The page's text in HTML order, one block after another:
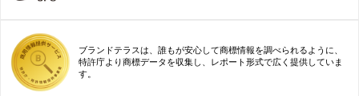
ブランドテラスは、誰もが安心して商標情報を調べられるように、
特許庁より商標データを収集し、レポート形式で広く提供していま
す。